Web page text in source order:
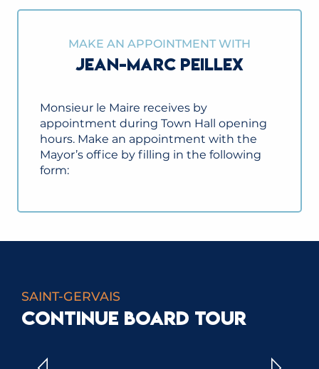
MAKE AN APPOINTMENT WITH
JEAN-MARC PEILLEX
Monsieur le Maire receives by
appointment during Town Hall opening
hours. Make an appointment with the
Mayor’s office by filling in the following
form:
SAINT-GERVAIS
CONTINUE BOARD TOUR